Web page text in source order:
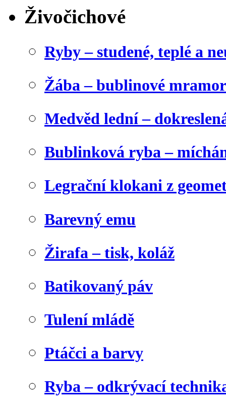
Živočichové
Ryby – studené, teplé a
Žába – bublinové
Medvěd lední –
Bublinková ryba –
Legrační klokani z
Barevný emu
Žirafa – tisk, koláž
Batikovaný páv
Tulení mládě
Ptáčci a barvy
Ryba – odkrývací